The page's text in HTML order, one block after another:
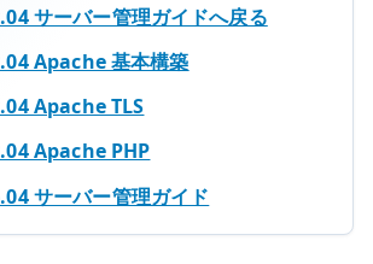
サーバー管理ガイドへ戻る
Apache 基本構築
Apache TLS
Apache PHP
サーバー管理ガイド